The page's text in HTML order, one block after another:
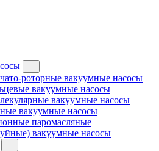
роторные вакуумные насосы
вакуумные насосы
вакуумные насосы
вакуумные насосы
паромасляные
вакуумные насосы